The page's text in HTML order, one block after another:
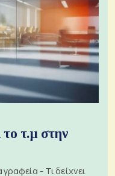
τ.μ στην
- Τι δείχνει